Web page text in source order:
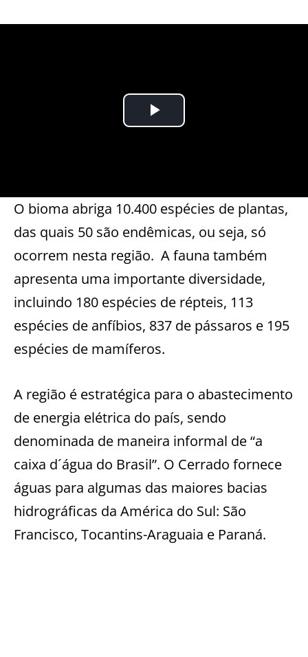
O bioma abriga 10.400 espécies de plantas,
das quais 50 são endêmicas, ou seja, só
ocorrem nesta região. A fauna também
apresenta uma importante diversidade,
incluindo 180 espécies de répteis, 113
espécies de anfíbios, 837 de pássaros e 195
espécies de mamíferos.
A região é estratégica para o abastecimento
de energia elétrica do país, sendo
denominada de maneira informal de “a
caixa d´água do Brasil”. O Cerrado fornece
águas para algumas das maiores bacias
hidrográficas da América do Sul: São
Francisco, Tocantins-Araguaia e Paraná.